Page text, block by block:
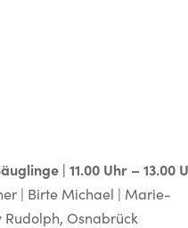
| 11.00 Uhr – 13.00
| Birte Michael | Marie-
Osnabrück